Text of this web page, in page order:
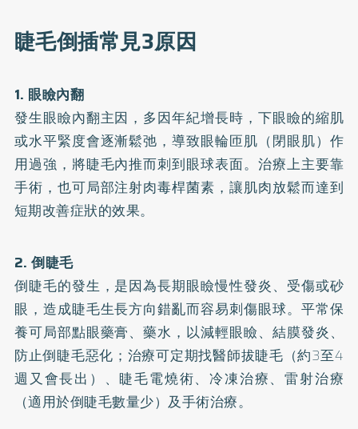
睫毛倒插常見3原因
1. 眼瞼內翻
發生眼瞼內翻主因，多因年紀增長時，下眼瞼的縮肌
或水平緊度會逐漸鬆弛，導致眼輪匝肌（閉眼肌）作
用過強，將睫毛內推而刺到眼球表面。治療上主要靠
手術，也可局部注射肉毒桿菌素，讓肌肉放鬆而達到
短期改善症狀的效果。
2. 倒睫毛
倒睫毛的發生，是因為長期眼瞼慢性發炎、受傷或砂
眼，造成睫毛生長方向錯亂而容易刺傷眼球。平常保
養可局部點眼藥膏、藥水，以減輕眼瞼、結膜發炎、
防止倒睫毛惡化；治療可定期找醫師拔睫毛（約3至4
週又會長出）、睫毛電燒術、冷凍治療、雷射治療
（適用於倒睫毛數量少）及手術治療。